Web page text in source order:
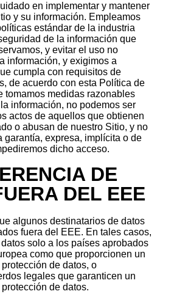
en implementar y mantener
y su información. Empleamos
estándar de la industria
de la información que
y evitar el uso no
información, y exigimos a
cumpla con requisitos de
de acuerdo con esta Política de
tomamos medidas razonables
información, no podemos ser
actos de aquellos que obtienen
o abusan de nuestro Sitio, y no
garantía, expresa, implícita o de
dicho acceso.
DE
DEL EEE
algunos destinatarios de datos
fuera del EEE. En tales casos,
solo a los países aprobados
como que proporcionen un
de datos, o
legales que garanticen un
de datos.